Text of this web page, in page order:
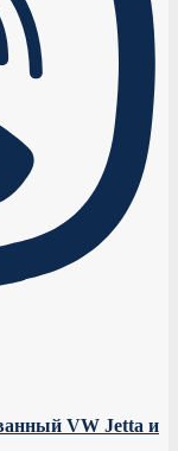
VW Jetta и